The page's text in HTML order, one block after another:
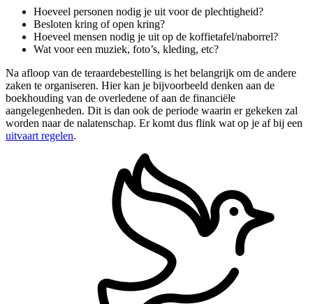
Hoeveel personen nodig je uit voor de plechtigheid?
Besloten kring of open kring?
Hoeveel mensen nodig je uit op de koffietafel/naborrel?
Wat voor een muziek, foto’s, kleding, etc?
Na afloop van de teraardebestelling is het belangrijk om de andere
zaken te organiseren. Hier kan je bijvoorbeeld denken aan de
boekhouding van de overledene of aan de financiële
aangelegenheden. Dit is dan ook de periode waarin er gekeken zal
worden naar de nalatenschap. Er komt dus flink wat op je af bij een
uitvaart regelen.